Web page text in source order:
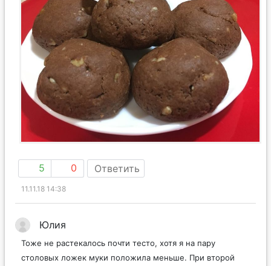
5 0 Ответить
11.11.18 14:38
Юлия
Тоже не растекалось почти тесто, хотя я на пару
столовых ложек муки положила меньше. При второй